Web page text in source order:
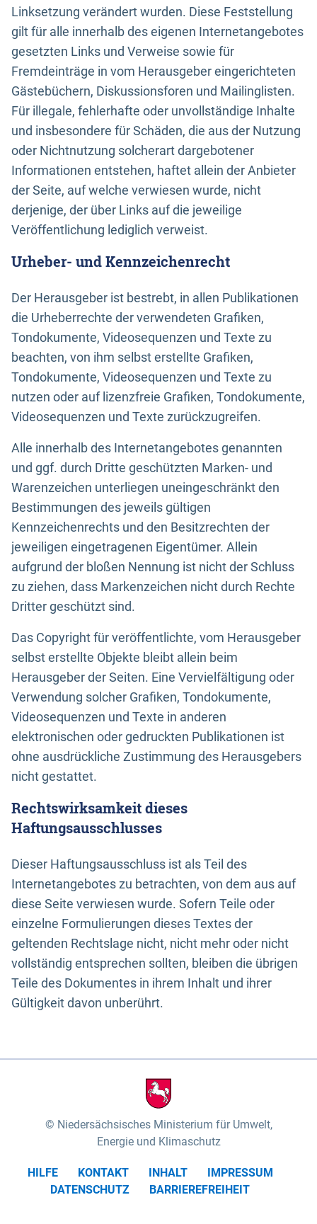
Linksetzung verändert wurden. Diese Feststellung
gilt für alle innerhalb des eigenen Internetangebotes
gesetzten Links und Verweise sowie für
Fremdeinträge in vom Herausgeber eingerichteten
Gästebüchern, Diskussionsforen und Mailinglisten.
Für illegale, fehlerhafte oder unvollständige Inhalte
und insbesondere für Schäden, die aus der Nutzung
oder Nichtnutzung solcherart dargebotener
Informationen entstehen, haftet allein der Anbieter
der Seite, auf welche verwiesen wurde, nicht
derjenige, der über Links auf die jeweilige
Veröffentlichung lediglich verweist.
Urheber- und Kennzeichenrecht
Der Herausgeber ist bestrebt, in allen Publikationen
die Urheberrechte der verwendeten Grafiken,
Tondokumente, Videosequenzen und Texte zu
beachten, von ihm selbst erstellte Grafiken,
Tondokumente, Videosequenzen und Texte zu
nutzen oder auf lizenzfreie Grafiken, Tondokumente,
Videosequenzen und Texte zurückzugreifen.
Alle innerhalb des Internetangebotes genannten
und ggf. durch Dritte geschützten Marken- und
Warenzeichen unterliegen uneingeschränkt den
Bestimmungen des jeweils gültigen
Kennzeichenrechts und den Besitzrechten der
jeweiligen eingetragenen Eigentümer. Allein
aufgrund der bloßen Nennung ist nicht der Schluss
zu ziehen, dass Markenzeichen nicht durch Rechte
Dritter geschützt sind.
Das Copyright für veröffentlichte, vom Herausgeber
selbst erstellte Objekte bleibt allein beim
Herausgeber der Seiten. Eine Vervielfältigung oder
Verwendung solcher Grafiken, Tondokumente,
Videosequenzen und Texte in anderen
elektronischen oder gedruckten Publikationen ist
ohne ausdrückliche Zustimmung des Herausgebers
nicht gestattet.
Rechtswirksamkeit dieses
Haftungsausschlusses
Dieser Haftungsausschluss ist als Teil des
Internetangebotes zu betrachten, von dem aus auf
diese Seite verwiesen wurde. Sofern Teile oder
einzelne Formulierungen dieses Textes der
geltenden Rechtslage nicht, nicht mehr oder nicht
vollständig entsprechen sollten, bleiben die übrigen
Teile des Dokumentes in ihrem Inhalt und ihrer
Gültigkeit davon unberührt.
Niedersächsisches Ministerium für Umwelt,
Energie und Klimaschutz
HILFE KONTAKT INHALT
IMPRESSUM
DATENSCHUTZ
BARRIEREFREIHEIT